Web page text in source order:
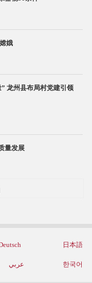
娥
龙州县布局村党建引领
量发展
日本語
عربي 한국어